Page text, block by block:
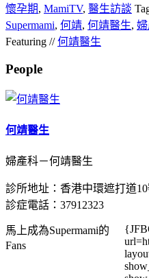
懷孕期, MamiTV, 醫生訪談
Supermami, 何靖, 何靖醫生,
Featuring //何靖醫生
People
何靖醫生
婦產科－何靖醫生
診所地址：香港中環遮打道
診症電話：37912323
馬上成為Supermami的
Fans